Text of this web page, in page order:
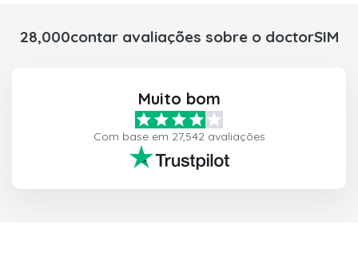
28,000contar avaliações sobre o doctorSIM
Muito bom
Com base em 27,542 avaliações